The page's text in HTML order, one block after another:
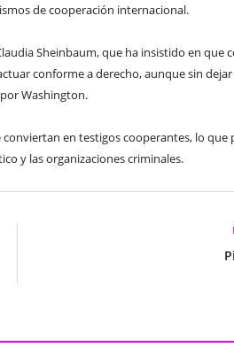
de cooperación internacional.
Sheinbaum, que ha insistido en que
conforme a derecho, aunque sin
Washington.
en testigos cooperantes, lo que
y las organizaciones criminales.